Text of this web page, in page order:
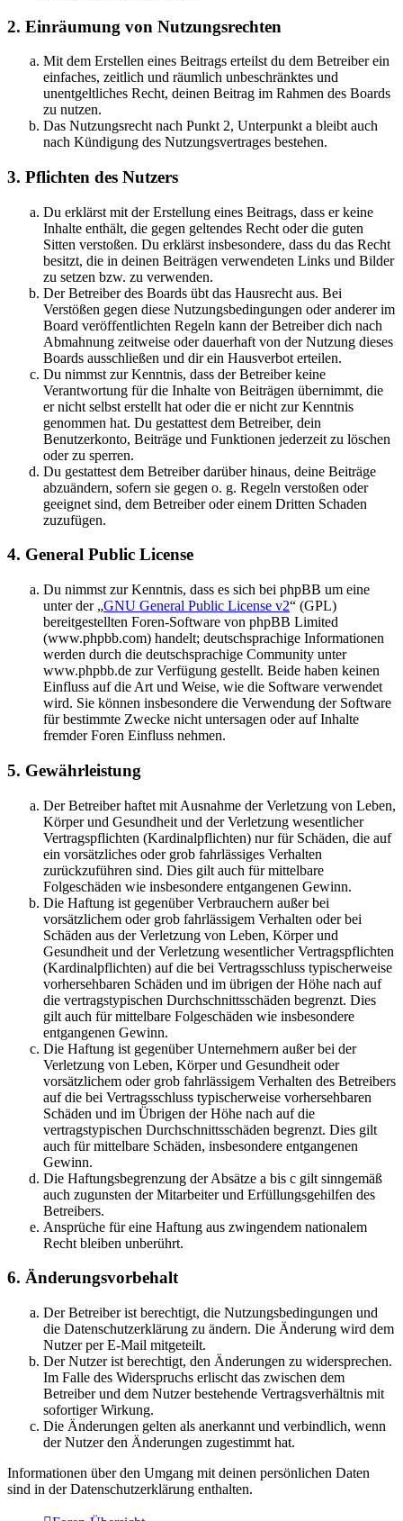
2. Einräumung von Nutzungsrechten
Mit dem Erstellen eines Beitrags erteilst du dem Betreiber ein
einfaches, zeitlich und räumlich unbeschränktes und
unentgeltliches Recht, deinen Beitrag im Rahmen des Boards
zu nutzen.
Das Nutzungsrecht nach Punkt 2, Unterpunkt a bleibt auch
nach Kündigung des Nutzungsvertrages bestehen.
3. Pflichten des Nutzers
Du erklärst mit der Erstellung eines Beitrags, dass er keine
Inhalte enthält, die gegen geltendes Recht oder die guten
Sitten verstoßen. Du erklärst insbesondere, dass du das Recht
besitzt, die in deinen Beiträgen verwendeten Links und Bilder
zu setzen bzw. zu verwenden.
Der Betreiber des Boards übt das Hausrecht aus. Bei
Verstößen gegen diese Nutzungsbedingungen oder anderer im
Board veröffentlichten Regeln kann der Betreiber dich nach
Abmahnung zeitweise oder dauerhaft von der Nutzung dieses
Boards ausschließen und dir ein Hausverbot erteilen.
Du nimmst zur Kenntnis, dass der Betreiber keine
Verantwortung für die Inhalte von Beiträgen übernimmt, die
er nicht selbst erstellt hat oder die er nicht zur Kenntnis
genommen hat. Du gestattest dem Betreiber, dein
Benutzerkonto, Beiträge und Funktionen jederzeit zu löschen
oder zu sperren.
Du gestattest dem Betreiber darüber hinaus, deine Beiträge
abzuändern, sofern sie gegen o. g. Regeln verstoßen oder
geeignet sind, dem Betreiber oder einem Dritten Schaden
zuzufügen.
4. General Public License
Du nimmst zur Kenntnis, dass es sich bei phpBB um eine
unter der „GNU General Public License v2“ (GPL)
bereitgestellten Foren-Software von phpBB Limited
(www.phpbb.com) handelt; deutschsprachige Informationen
werden durch die deutschsprachige Community unter
www.phpbb.de zur Verfügung gestellt. Beide haben keinen
Einfluss auf die Art und Weise, wie die Software verwendet
wird. Sie können insbesondere die Verwendung der Software
für bestimmte Zwecke nicht untersagen oder auf Inhalte
fremder Foren Einfluss nehmen.
5. Gewährleistung
Der Betreiber haftet mit Ausnahme der Verletzung von Leben,
Körper und Gesundheit und der Verletzung wesentlicher
Vertragspflichten (Kardinalpflichten) nur für Schäden, die auf
ein vorsätzliches oder grob fahrlässiges Verhalten
zurückzuführen sind. Dies gilt auch für mittelbare
Folgeschäden wie insbesondere entgangenen Gewinn.
Die Haftung ist gegenüber Verbrauchern außer bei
vorsätzlichem oder grob fahrlässigem Verhalten oder bei
Schäden aus der Verletzung von Leben, Körper und
Gesundheit und der Verletzung wesentlicher Vertragspflichten
(Kardinalpflichten) auf die bei Vertragsschluss typischerweise
vorhersehbaren Schäden und im übrigen der Höhe nach auf
die vertragstypischen Durchschnittsschäden begrenzt. Dies
gilt auch für mittelbare Folgeschäden wie insbesondere
entgangenen Gewinn.
Die Haftung ist gegenüber Unternehmern außer bei der
Verletzung von Leben, Körper und Gesundheit oder
vorsätzlichem oder grob fahrlässigem Verhalten des Betreibers
auf die bei Vertragsschluss typischerweise vorhersehbaren
Schäden und im Übrigen der Höhe nach auf die
vertragstypischen Durchschnittsschäden begrenzt. Dies gilt
auch für mittelbare Schäden, insbesondere entgangenen
Gewinn.
Die Haftungsbegrenzung der Absätze a bis c gilt sinngemäß
auch zugunsten der Mitarbeiter und Erfüllungsgehilfen des
Betreibers.
Ansprüche für eine Haftung aus zwingendem nationalem
Recht bleiben unberührt.
6. Änderungsvorbehalt
Der Betreiber ist berechtigt, die Nutzungsbedingungen und
die Datenschutzerklärung zu ändern. Die Änderung wird dem
Nutzer per E-Mail mitgeteilt.
Der Nutzer ist berechtigt, den Änderungen zu widersprechen.
Im Falle des Widerspruchs erlischt das zwischen dem
Betreiber und dem Nutzer bestehende Vertragsverhältnis mit
sofortiger Wirkung.
Die Änderungen gelten als anerkannt und verbindlich, wenn
der Nutzer den Änderungen zugestimmt hat.
Informationen über den Umgang mit deinen persönlichen Daten
sind in der Datenschutzerklärung enthalten.